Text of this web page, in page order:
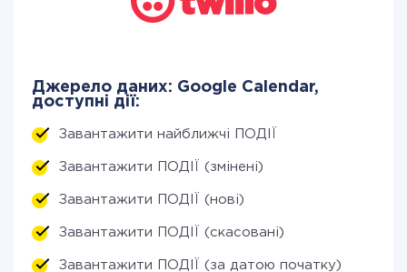
Джерело даних: Google Calendar,
доступні дії:
Завантажити найближчі ПОДІЇ
Завантажити ПОДІЇ (змінені)
Завантажити ПОДІЇ (нові)
Завантажити ПОДІЇ (скасовані)
Завантажити ПОДІЇ (за датою початку)